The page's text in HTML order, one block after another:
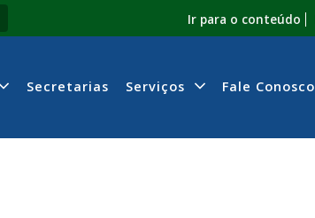
Ir para o conteúdo
Secretarias Serviços Fale Conosco